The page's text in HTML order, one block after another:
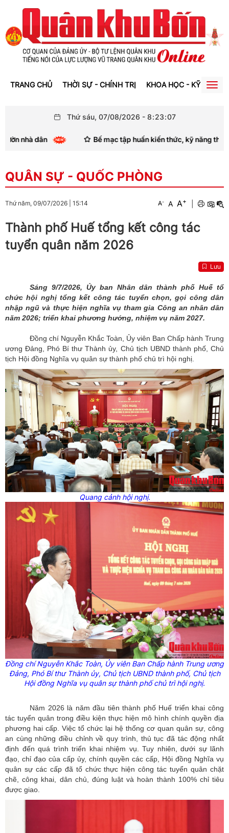
TRANG CHỦ THỜI SỰ - CHÍNH TRỊ KHOA HỌC - KỸ THUẬT
Thứ sáu, 07/08/2026 - 8:23:08
dân Bế mạc tập huấn kiến thức, kỹ năng thông tin,
QUÂN SỰ - QUỐC PHÒNG
Thứ năm, 09/07/2026 15:14 A- A A+
Thành phố Huế tổng kết công tác
tuyển quân năm 2026
Lưu
Sáng 9/7/2026, Ủy ban Nhân dân thành phố Huế tổ
chức hội nghị tổng kết công tác tuyển chọn, gọi công dân
nhập ngũ và thực hiện nghĩa vụ tham gia Công an nhân dân
năm 2026; triển khai phương hướng, nhiệm vụ năm 2027.
Đồng chí Nguyễn Khắc Toàn, Ủy viên Ban Chấp hành Trung
ương Đảng, Phó Bí thư Thành ủy, Chủ tịch UBND thành phố, Chủ
tịch Hội đồng Nghĩa vụ quân sự thành phố chủ trì hội nghị.
Quang cảnh hội nghị.
Đồng chí Nguyễn Khắc Toàn, Ủyviên Ban Chấp hành Trung ương
Đảng, Phó Bí thư Thành ủy, Chủ tịch UBND thành phố, Chủ tịch
Hội đồng Nghĩa vụ quân sự thành phố chủ trì hội nghị.
Năm 2026 là năm đầu tiên thành phố Huế triển khai công
tác tuyển quân trong điều kiện thực hiện mô hình chính quyền địa
phương hai cấp. Việc tổ chức lại hệ thống cơ quan quân sự, công
an cùng những điều chỉnh về quy trình, thủ tục đã tác động nhất
định đến quá trình triển khai nhiệm vụ. Tuy nhiên, dưới sự lãnh
đạo, chỉ đạo của cấp ủy, chính quyền các cấp, Hội đồng Nghĩa vụ
quân sự các cấp đã tổ chức thực hiện công tác tuyển quân chặt
chẽ, công khai, dân chủ, đúng luật và hoàn thành 100% chỉ tiêu
được giao.